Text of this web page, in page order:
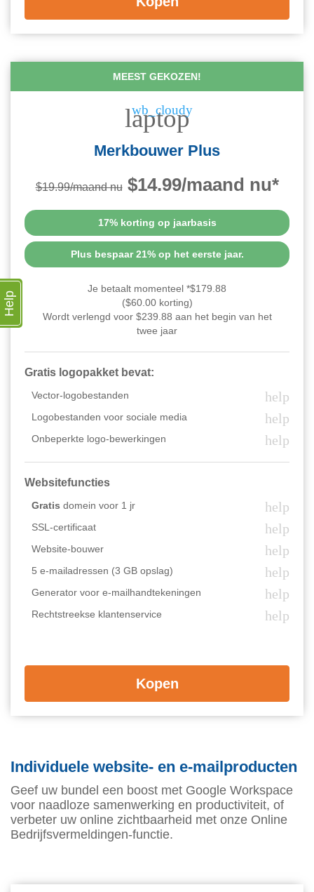
MEEST GEKOZEN!
laptop
wb_cloudy
Merkbouwer Plus
$19.99/maand nu$14.99/maand nu*
17% korting op jaarbasis
Plus bespaar 21% op het eerste jaar.
Je betaalt momenteel *$179.88
($60.00 korting)
Wordt verlengd voor $239.88 aan het begin van het
twee jaar
Gratis logopakket bevat:
Vector-logobestanden help
Logobestanden voor sociale media help
Onbeperkte logo-bewerkingen help
Websitefuncties
Gratis domein voor 1 jr help
SSL-certificaat help
Website-bouwer help
5 e-mailadressen (3 GB opslag) help
Generator voor e-mailhandtekeningen help
Rechtstreekse klantenservice help
Kopen
Individuele website- en e-mailproducten
Geef uw bundel een boost met Google Workspace
voor naadloze samenwerking en productiviteit, of
verbeter uw online zichtbaarheid met onze Online
Bedrijfsvermeldingen-functie.
Help